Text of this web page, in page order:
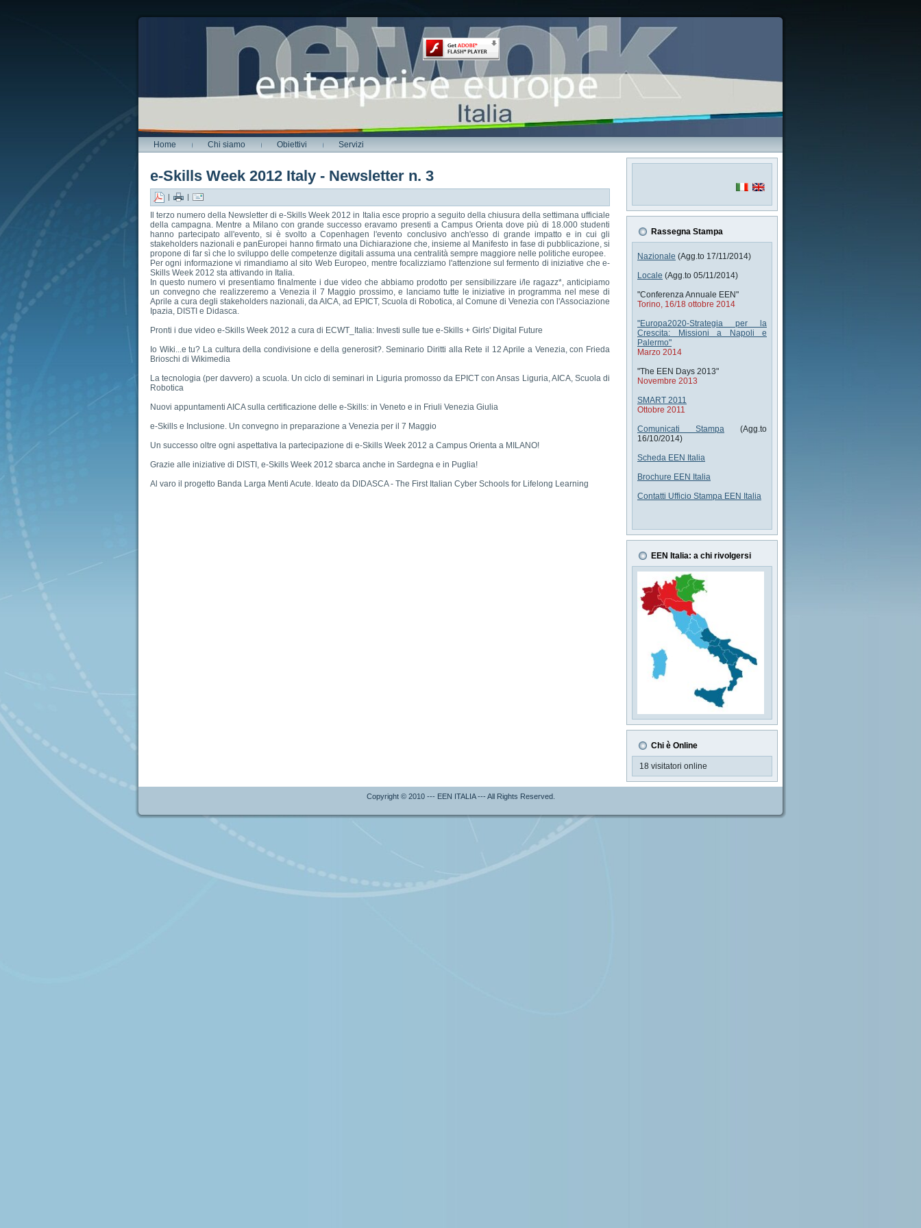
Home Chi siamo Obiettivi Servizi
e-Skills Week 2012 Italy - Newsletter n. 3
| |
Il terzo numero della Newsletter di e-Skills Week 2012 in Italia esce proprio a seguito della chiusura della settimana ufficiale
della campagna. Mentre a Milano con grande successo eravamo presenti a Campus Orienta dove più di 18.000 studenti
hanno partecipato all'evento, si è svolto a Copenhagen l'evento conclusivo anch'esso di grande impatto e in cui gli
stakeholders nazionali e panEuropei hanno firmato una Dichiarazione che, insieme al Manifesto in fase di pubblicazione, si
propone di far sì che lo sviluppo delle competenze digitali assuma una centralità sempre maggiore nelle politiche europee.
Per ogni informazione vi rimandiamo al sito Web Europeo, mentre focalizziamo l'attenzione sul fermento di iniziative che e-
Skills Week 2012 sta attivando in Italia.
In questo numero vi presentiamo finalmente i due video che abbiamo prodotto per sensibilizzare i/le ragazz*, anticipiamo
un convegno che realizzeremo a Venezia il 7 Maggio prossimo, e lanciamo tutte le iniziative in programma nel mese di
Aprile a cura degli stakeholders nazionali, da AICA, ad EPICT, Scuola di Robotica, al Comune di Venezia con l'Associazione
Ipazia, DISTI e Didasca.
Pronti i due video e-Skills Week 2012 a cura di ECWT_Italia: Investi sulle tue e-Skills + Girls' Digital Future
Io Wiki...e tu? La cultura della condivisione e della generosit?. Seminario Diritti alla Rete il 12 Aprile a Venezia, con Frieda
Brioschi di Wikimedia
La tecnologia (per davvero) a scuola. Un ciclo di seminari in Liguria promosso da EPICT con Ansas Liguria, AICA, Scuola di
Robotica
Nuovi appuntamenti AICA sulla certificazione delle e-Skills: in Veneto e in Friuli Venezia Giulia
e-Skills e Inclusione. Un convegno in preparazione a Venezia per il 7 Maggio
Un successo oltre ogni aspettativa la partecipazione di e-Skills Week 2012 a Campus Orienta a MILANO!
Grazie alle iniziative di DISTI, e-Skills Week 2012 sbarca anche in Sardegna e in Puglia!
Al varo il progetto Banda Larga Menti Acute. Ideato da DIDASCA - The First Italian Cyber Schools for Lifelong Learning
Rassegna Stampa
Nazionale (Agg.to 17/11/2014)
Locale (Agg.to 05/11/2014)
"Conferenza Annuale EEN"
Torino, 16/18 ottobre 2014
"Europa2020-Strategia per la
Crescita: Missioni a Napoli e
Palermo"
Marzo 2014
"The EEN Days 2013"
Novembre 2013
SMART 2011
Ottobre 2011
Comunicati Stampa (Agg.to
16/10/2014)
Scheda EEN Italia
Brochure EEN Italia
Contatti Ufficio Stampa EEN Italia
EEN Italia: a chi rivolgersi
Chi è Online
18 visitatori online
Copyright © 2010 --- EEN ITALIA --- All Rights Reserved.